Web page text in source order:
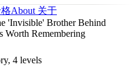
About 关于
'Invisible' Brother Behind
Worth Remembering
4 levels